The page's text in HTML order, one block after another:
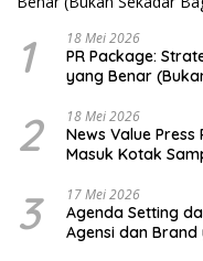
1 18 Mei 2026
PR Package:
yang Benar
2 18 Mei 2026
News Value
Masuk Kotak
3 17 Mei 2026
Agenda Setting
Agensi dan